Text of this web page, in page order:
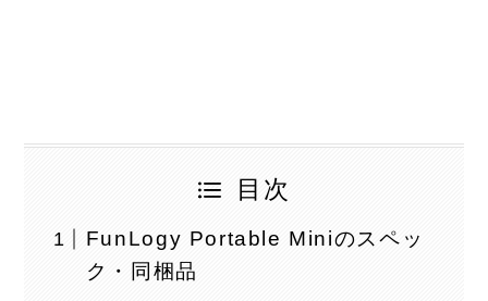
目次
FunLogy Portable Miniのスペッ
ク・同梱品